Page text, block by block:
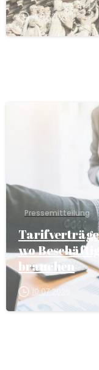
12.07.2026
Pressemitteilung
Tarifverträge
wo
brauchen
10.07.2026